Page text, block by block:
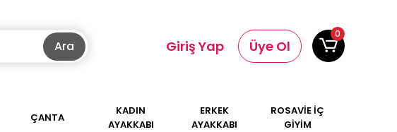
Ara Giriş Yap Üye Ol
0
ÇANTA
KADIN
AYAKKABI
ERKEK
AYAKKABI
ROSAVİE İÇ
GİYİM